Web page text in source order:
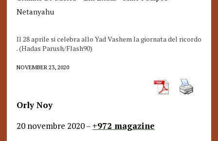
Netanyahu
Il 28 aprile si celebra allo Yad Vashem la giornata del ricordo
. (Hadas Parush/Flash90)
NOVEMBER 23, 2020
Orly Noy
20 novembre 2020 – +972 magazine